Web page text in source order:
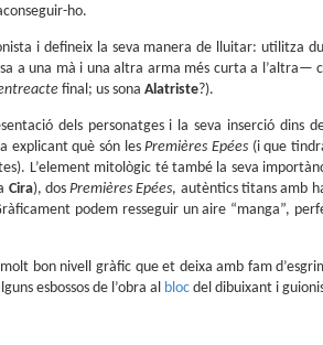
ho.
i defineix la seva manera de lluitar: utilitza
a una mà i una altra arma més curta a l’altra—
final; us sona Alatriste?).
dels personatges i la seva inserció dins
explicant què són lesPremières Epées(i que
L’element mitològic té també la seva
Cira), dosPremières Epées, autèntics titans amb
podem resseguir un aire “manga”,
bon nivell gràfic que et deixa amb fam
esbossos de l’obra al bloc del dibuixant i